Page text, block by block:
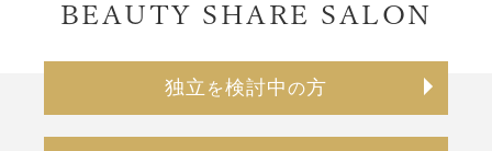
BEAUTY SHARE SALON
独立 を検討中の方